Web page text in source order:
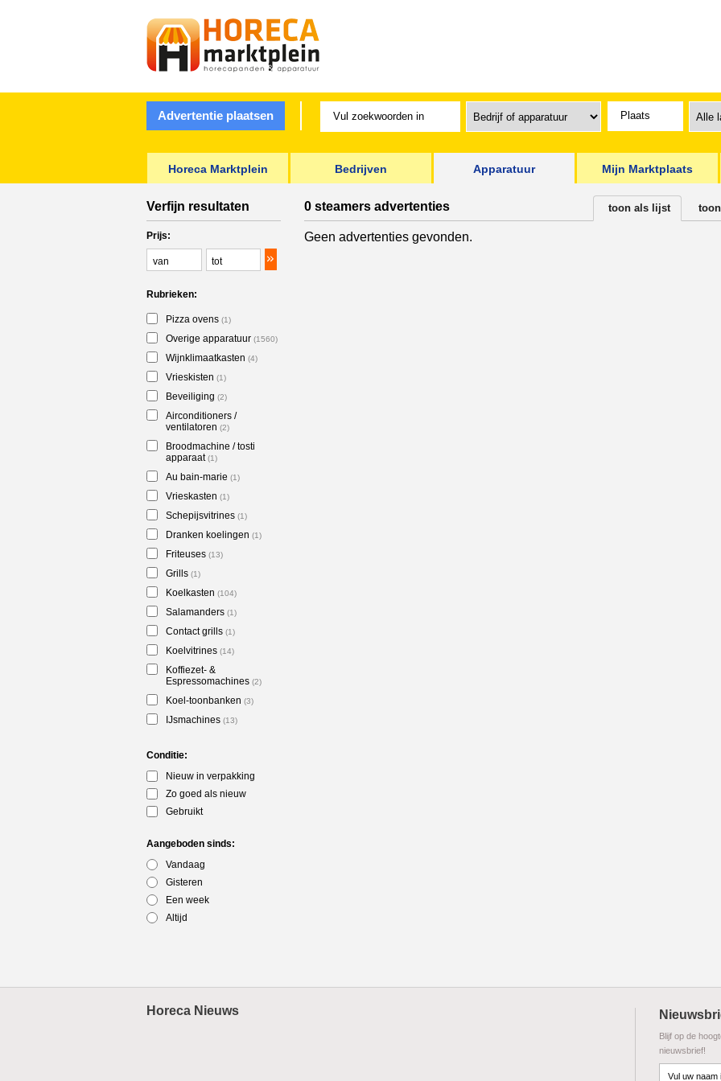
Advertentie plaatsen
Horeca Marktplein Bedrijven Apparatuur Mijn Marktplaats
Verfijn resultaten
Prijs:
Rubrieken:
Pizza ovens (1)
Overige apparatuur (1560)
Wijnklimaatkasten (4)
Vrieskisten (1)
Beveiliging (2)
Airconditioners /
ventilatoren (2)
Broodmachine / tosti
apparaat(1)
Au bain-marie (1)
Vrieskasten (1)
Schepijsvitrines (1)
Dranken koelingen (1)
Friteuses (13)
Grills (1)
Koelkasten (104)
Salamanders (1)
Contact grills (1)
Koelvitrines (14)
Koffiezet- &
Espressomachines (2)
Koel-toonbanken (3)
IJsmachines (13)
Conditie:
Nieuw in verpakking
Zo goed als nieuw
Gebruikt
Aangeboden sinds:
Vandaag
Gisteren
Een week
Altijd
0 steamers advertenties toon als lijst
Geen advertenties gevonden.
Horeca Nieuws
Blijf op de
nieuwsbrief!